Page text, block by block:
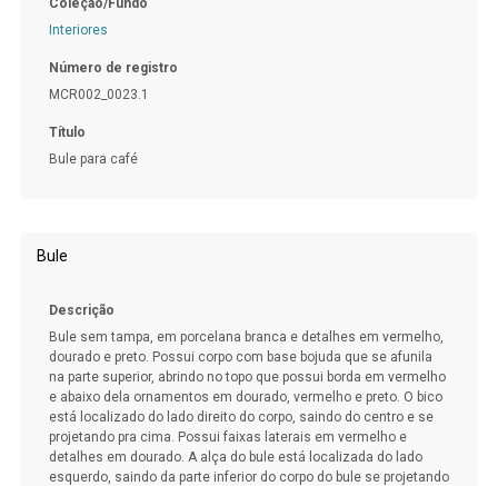
Interiores
Número de registro
MCR002_0023.1
Título
Bule para café
Bule
Descrição
Bule sem tampa, em porcelana branca e detalhes em vermelho,
dourado e preto. Possui corpo com base bojuda que se afunila
na parte superior, abrindo no topo que possui borda em vermelho
e abaixo dela ornamentos em dourado, vermelho e preto. O bico
está localizado do lado direito do corpo, saindo do centro e se
projetando pra cima. Possui faixas laterais em vermelho e
detalhes em dourado. A alça do bule está localizada do lado
esquerdo, saindo da parte inferior do corpo do bule se projetando